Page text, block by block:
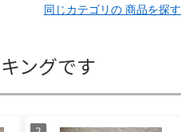
同じカテゴリの 商品を探す
ングです